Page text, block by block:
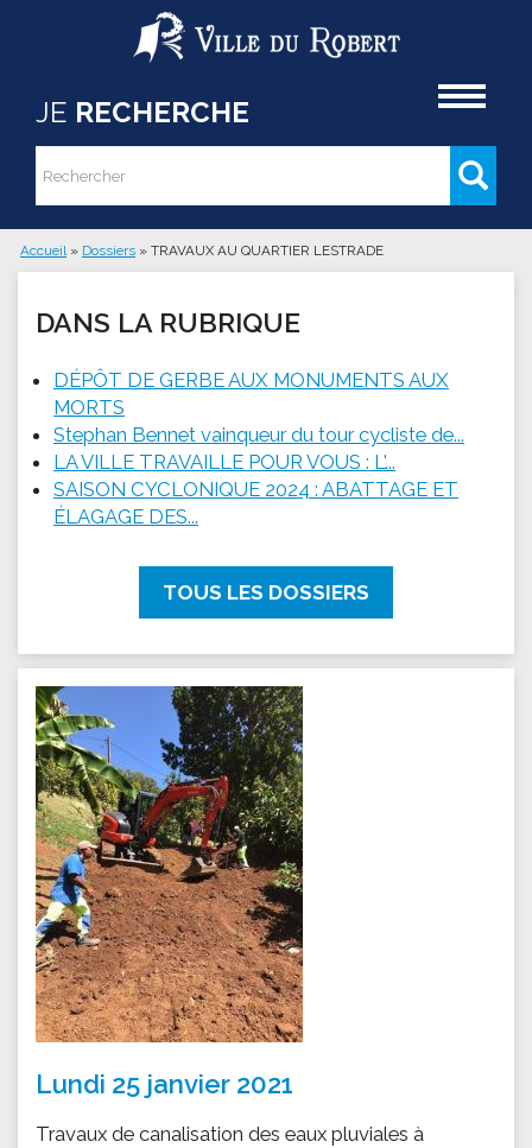
Aller au contenu principal
JE RECHERCHE
Formulaire de recherche
Rechercher
Vous êtes ici
Accueil » Dossiers » TRAVAUX AU QUARTIER LESTRADE
DANS LA RUBRIQUE
DÉPÔT DE GERBE AUX MONUMENTS AUX
MORTS
Stephan Bennet vainqueur du tour cycliste de...
LA VILLE TRAVAILLE POUR VOUS : L'...
SAISON CYCLONIQUE 2024 : ABATTAGE ET
ÉLAGAGE DES...
TOUS LES DOSSIERS
Lundi 25 janvier 2021
Travaux de canalisation des eaux pluviales à